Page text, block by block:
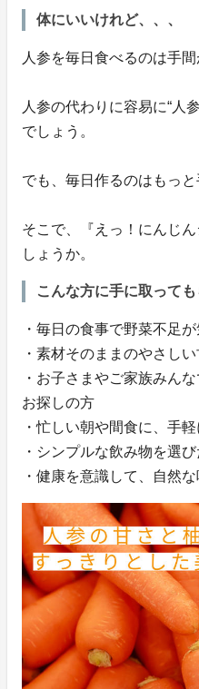
体にいいけれど、、、
人参を毎日食べるのは手間
人参の代わりに容易に“人
でしょう。
でも、毎日作るのはもっと
そこで、『えっ！にんじ
しょうか。
こんな方に手に取って
・毎日の食事で野菜不足
・素材そのままのやさし
・お子さまやご家族みん
お探しの方
・忙しい朝や間食に、手
・シンプルな飲み物を選
・健康を意識して、自然